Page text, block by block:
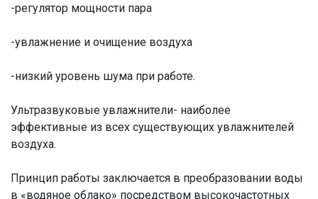
-регулятор мощности пара
-увлажнение и очищение воздуха
-низкий уровень шума при работе.
Ультразвуковые увлажнители- наиболее
эффективные из всех существующих увлажнителей
воздуха.
Принцип работы заключается в преобразовании воды
в «водяное облако» посредством высокочастотных